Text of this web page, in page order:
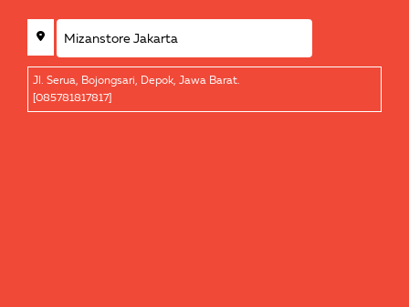
Jl. Serua, Bojongsari, Depok, Jawa Barat.
[085781817817]